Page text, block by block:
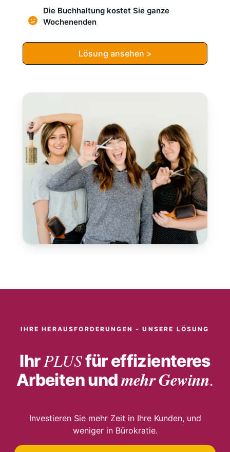
Die Buchhaltung kostet Sie ganze
Wochenenden
Lösung ansehen >
IHRE HERAUSFORDERUNGEN - UNSERE LÖSUNG
IhrPLUSfür effizienteres
Arbeiten undmehr Gewinn.
Investieren Sie mehr Zeit in Ihre Kunden, und
weniger in Bürokratie.